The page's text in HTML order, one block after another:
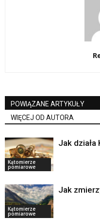
POWIĄZANE ARTYKUŁY
WIĘCEJ OD AUTORA
Kątomierze
pomiarowe
Jak działa
Kątomierze
pomiarowe
Jak